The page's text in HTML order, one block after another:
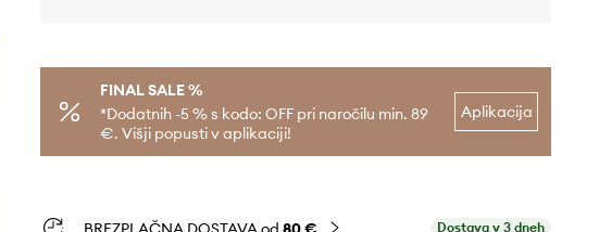
FINAL SALE %
*Dodatnih -5 % s kodo: OFF pri naročilu min. 89
€. Višji popusti v aplikaciji!
Aplikacija
Dostava v 3 dneh